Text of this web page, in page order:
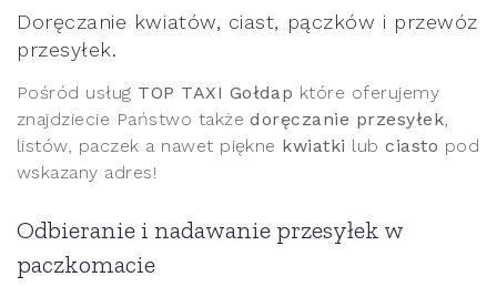
Doręczanie kwiatów, ciast, pączków i przewóz
przesyłek.
Pośród usług TOP TAXI Gołdap które oferujemy
znajdziecie Państwo takżedoręczanie przesyłek,
listów, paczek a nawet piękne kwiatki lubciasto pod
wskazany adres!
Odbieranie i nadawanie przesyłek w
paczkomacie